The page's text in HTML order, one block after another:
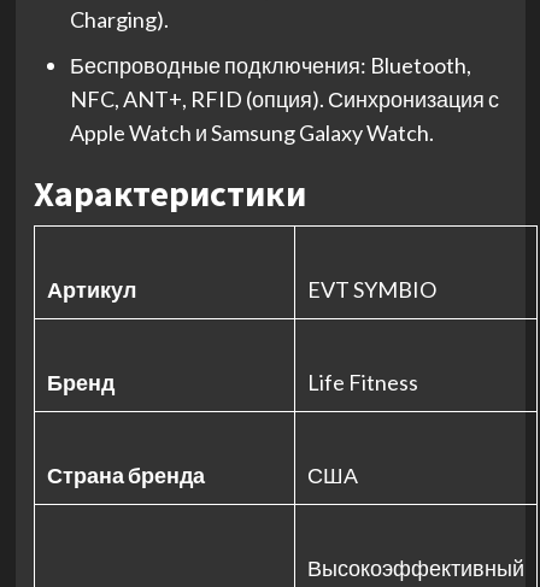
Charging).
Беспроводные подключения: Bluetooth,
NFC, ANT+, RFID (опция). Синхронизация с
Apple Watch и Samsung Galaxy Watch.
Характеристики
Артикул EVT SYMBIO
Бренд Life Fitness
Страна бренда США
Высокоэффективный